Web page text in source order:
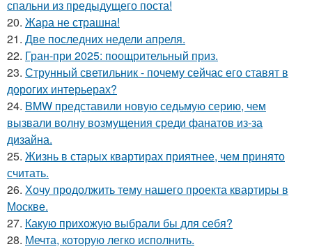
спальни из предыдущего поста!
20. Жара не страшна!
21. Две последних недели апреля.
22. Гран-при 2025: поощрительный приз.
23. Струнный светильник - почему сейчас его ставят в
дорогих интерьерах?
24. BMW представили новую седьмую серию, чем
вызвали волну возмущения среди фанатов из-за
дизайна.
25. Жизнь в старых квартирах приятнее, чем принято
считать.
26. Хочу продолжить тему нашего проекта квартиры в
Москве.
27. Какую прихожую выбрали бы для себя?
28. Мечта, которую легко исполнить.